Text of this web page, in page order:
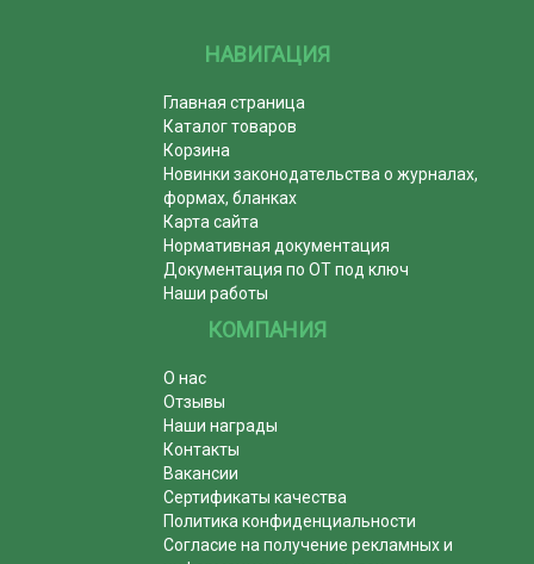
НАВИГАЦИЯ
Главная страница
Каталог товаров
Корзина
Новинки законодательства о журналах,
формах, бланках
Карта сайта
Нормативная документация
Документация по ОТ под ключ
Наши работы
КОМПАНИЯ
О нас
Отзывы
Наши награды
Контакты
Вакансии
Сертификаты качества
Политика конфиденциальности
Согласие на получение рекламных и